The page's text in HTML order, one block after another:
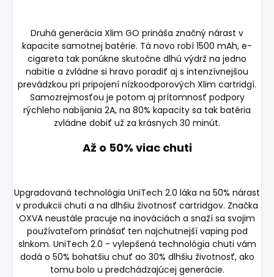
Druhá generácia Xlim GO prináša značný nárast v
kapacite samotnej batérie. Tá novo robí 1500 mAh, e-
cigareta tak ponúkne skutočne dlhú výdrž na jedno
nabitie a zvládne si hravo poradiť aj s intenzívnejšou
prevádzkou pri pripojení nízkoodporových Xlim cartridgí.
Samozrejmosťou je potom aj prítomnosť podpory
rýchleho nabíjania 2A, na 80% kapacity sa tak batéria
zvládne dobiť už za krásnych 30 minút.
Až o 50% viac chuti
Upgradovaná technológia UniTech 2.0 láka na 50% nárast
v produkcii chuti a na dlhšiu životnosť cartridgov. Značka
OXVA neustále pracuje na inováciách a snaží sa svojim
používateľom prinášať ten najchutnejší vaping pod
slnkom. UniTech 2.0 - vylepšená technológia chuti vám
dodá o 50% bohatšiu chuť ao 30% dlhšiu životnosť, ako
tomu bolo u predchádzajúcej generácie.